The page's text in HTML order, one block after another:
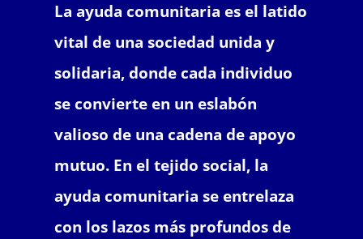
La ayuda comunitaria es el latido
vital de una sociedad unida y
solidaria, donde cada individuo
se convierte en un eslabón
valioso de una cadena de apoyo
mutuo. En el tejido social, la
ayuda comunitaria se entrelaza
con los lazos más profundos de